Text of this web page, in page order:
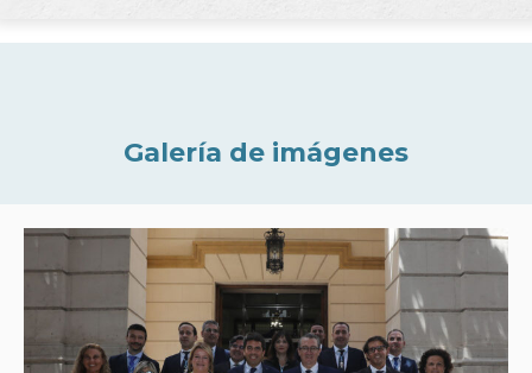
Galería de imágenes